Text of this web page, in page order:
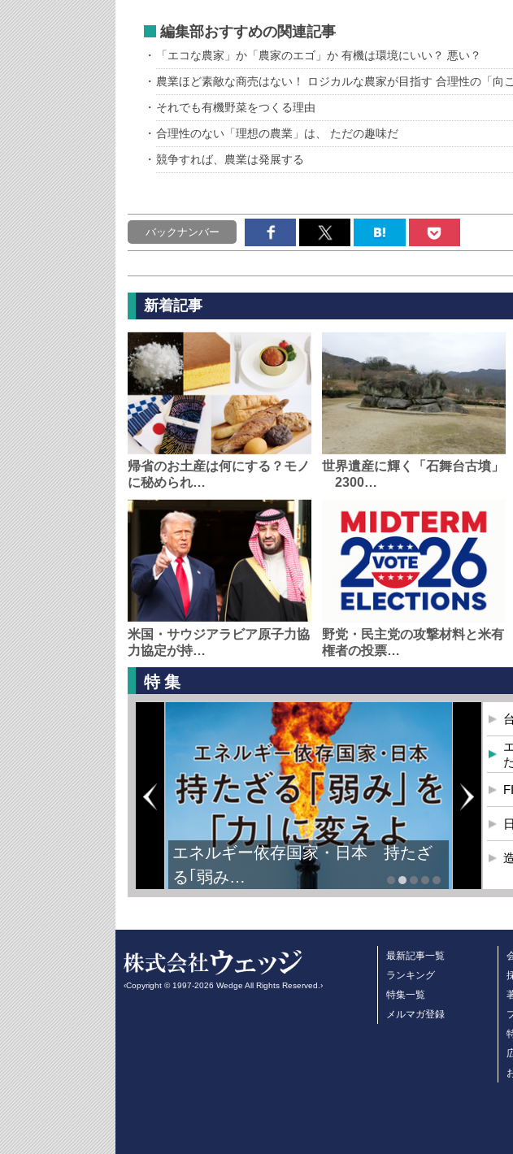
編集部おすすめの関連記事
「エコな農家」か「農家のエゴ」か 有機は環境にいい？ 悪い？
農業ほど素敵な商売はない！ ロジカルな農家が目指す 合理性の「向こ
それでも有機野菜をつくる理由
合理性のない「理想の農業」は、 ただの趣味だ
競争すれば、農業は発展する
バックナンバー
新着記事
帰省のお土産は何にする？モノ
に秘められ…
世界遺産に輝く「石舞台古墳」
2300…
米国・サウジアラビア原子力協
力協定が持…
野党・民主党の攻撃材料と米有
権者の投票…
特集
FIFAワールドカップ2026
‹Copyright © 1997-2026 Wedge All Rights Reserved.›
最新記事一覧
ランキング
特集一覧
メルマガ登録